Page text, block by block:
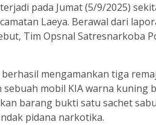
pada Jumat (5/9/2025)
Laeya. Berawal dari
Tim Opsnal Satresnarkoba
mengamankan tiga
sebuah mobil KIA warna kuning
barang bukti satu sachet
pidana narkotika.